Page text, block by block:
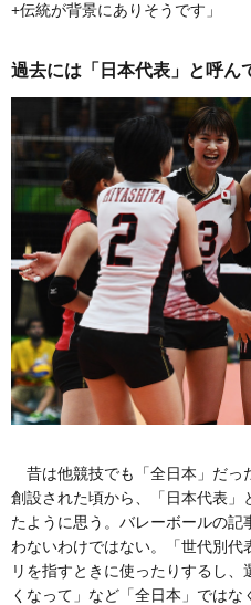
+伝統が背景にありそうです」
過去には「日本代表」と呼ん
昔は他競技でも「全日本」だっ
創設された頃から、「日本代表」
たように思う。バレーボールの
わないわけではない。「世代別
リを指すときに使ったりするし
くなって」など「全日本」では